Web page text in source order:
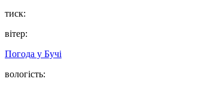
тиск:
вітер:
Погода у Бучі
вологість: